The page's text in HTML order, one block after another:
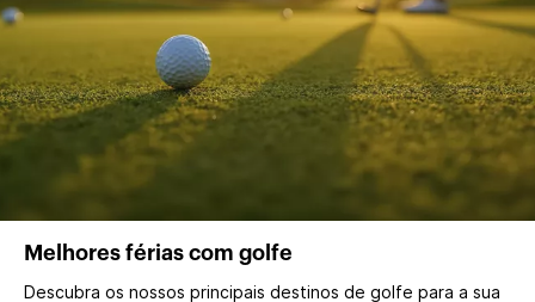
Melhores férias com golfe
Descubra os nossos principais destinos de golfe para a sua